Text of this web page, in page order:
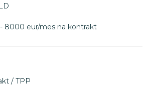
8000 eur/mes na kontrakt
/ TPP